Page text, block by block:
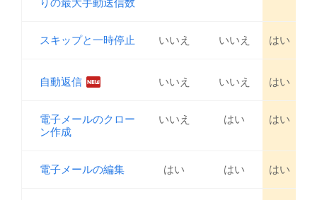
りの最大手動送信数
スキップと一時停止 いいえ いいえ はい
自動返信 fiber_new いいえ いいえ はい
電子メールのクロー
ン作成
いいえ はい はい
電子メールの編集 はい はい はい